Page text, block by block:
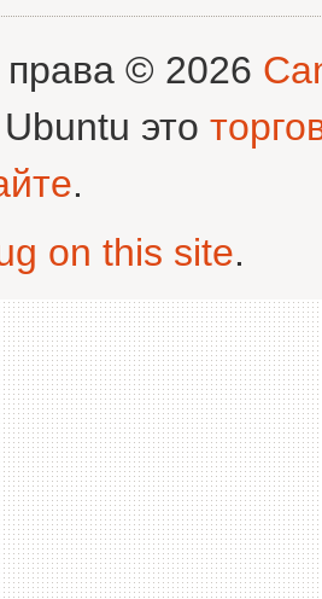
права © 2026
это
.
on this site.